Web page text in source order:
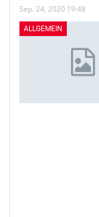
Sep. 24, 2020 19:48
ALLGEMEIN